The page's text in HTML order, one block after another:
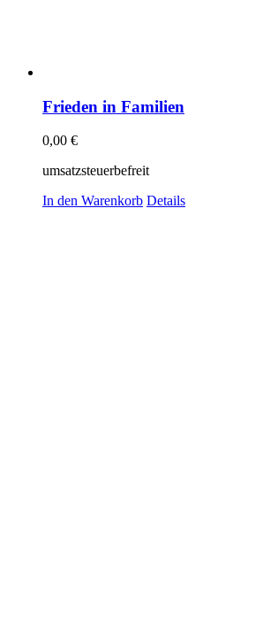
Frieden in Familien
0,00 €
umsatzsteuerbefreit
In den Warenkorb Details